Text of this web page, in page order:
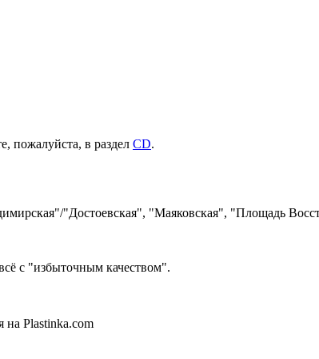
пожалуйста, в раздел CD.
"Достоевская", "Маяковская", "Площадь
с "избыточным качеством".
на Plastinka.com